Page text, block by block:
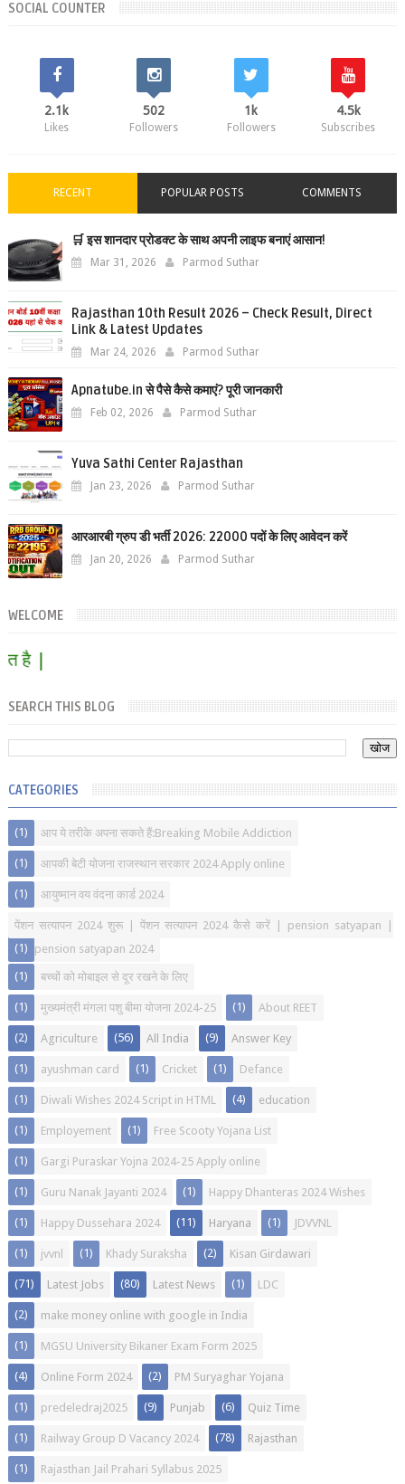
SOCIAL COUNTER
2.1k
Likes
502
Followers
1k
Followers
4.5k
Subscribes
RECENT POPULAR POSTS COMMENTS
🛒 इस शानदार प्रोडक्ट के साथ अपनी लाइफ बनाएं आसान!
Mar 31, 2026 Parmod Suthar
Rajasthan 10th Result 2026 – Check Result, Direct
Link & Latest Updates
Mar 24, 2026 Parmod Suthar
Apnatube.in से पैसे कैसे कमाएं? पूरी जानकारी
Feb 02, 2026 Parmod Suthar
Yuva Sathi Center Rajasthan
Jan 23, 2026 Parmod Suthar
आरआरबी ग्रुप डी भर्ती 2026: 22000 पदों के लिए आवेदन करें
Jan 20, 2026 Parmod Suthar
WELCOME
|
SEARCH THIS BLOG
CATEGORIES
आप ये तरीके अपना सकते हैं:Breaking Mobile Addiction
(1)
आपकी बेटी योजना राजस्थान सरकार 2024 Apply online
(1)
आयुष्मान वय वंदना कार्ड 2024
(1)
पेंशन सत्यापन 2024 शुरू | पेंशन सत्यापन 2024 कैसे करें | pension satyapan |
pension satyapan 2024
(1)
बच्चों को मोबाइल से दूर रखने के लिए
(1)
मुख्यमंत्री मंगला पशु बीमा योजना 2024-25
(1) About REET
(1)
Agriculture
(2) All India
(56) Answer Key
(9)
ayushman card
(1) Cricket
(1) Defance
(1)
Diwali Wishes 2024 Script in HTML
(1) education
(4)
Employement
(1) Free Scooty Yojana List
(1)
Gargi Puraskar Yojna 2024-25 Apply online
(1)
Guru Nanak Jayanti 2024
(1) Happy Dhanteras 2024 Wishes
(1)
Happy Dussehara 2024
(1) Haryana
(11) JDVVNL
(1)
jvvnl
(1) Khady Suraksha
(1) Kisan Girdawari
(2)
Latest Jobs
(71) Latest News
(80) LDC
(1)
make money online with google in India
(2)
MGSU University Bikaner Exam Form 2025
(1)
Online Form 2024
(4) PM Suryaghar Yojana
(2)
predeledraj2025
(1) Punjab
(9) Quiz Time
(6)
Railway Group D Vacancy 2024
(1) Rajasthan
(78)
Rajasthan Jail Prahari Syllabus 2025
(1)